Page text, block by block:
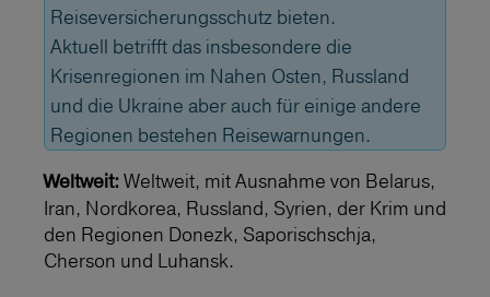
Reiseversicherungsschutz bieten.
Aktuell betrifft das insbesondere die
Krisenregionen im Nahen Osten, Russland
und die Ukraine aber auch für einige andere
Regionen bestehen Reisewarnungen.
Weltweit: Weltweit, mit Ausnahme von Belarus,
Iran, Nordkorea, Russland, Syrien, der Krim und
den Regionen Donezk, Saporischschja,
Cherson und Luhansk.